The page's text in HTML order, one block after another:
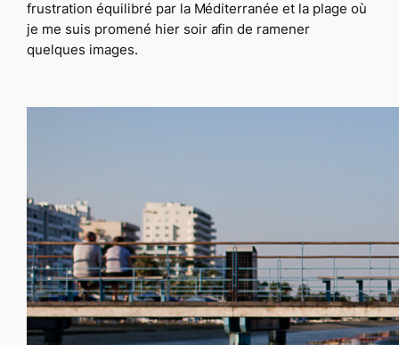
frustration équilibré par la Méditerranée et la plage où
je me suis promené hier soir afin de ramener
quelques images.